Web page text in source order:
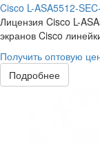
Cisco L-ASA5512-
Лицензия Cisco L-
экранов Cisco
Получить оптовую
Подробнее